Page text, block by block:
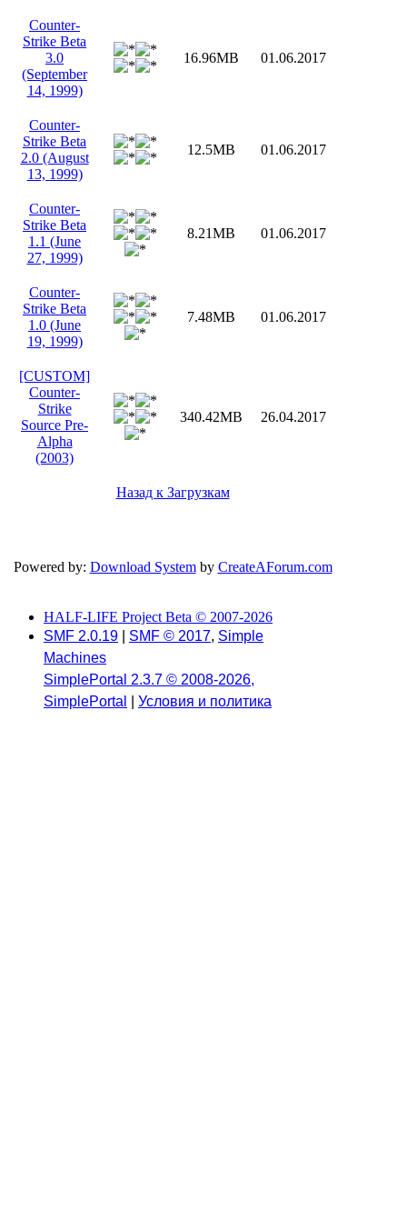
Counter-
Strike Beta
3.0
(September
14, 1999)
16.96MB 01.06.2017
Counter-
Strike Beta
2.0 (August
13, 1999)
12.5MB 01.06.2017
Counter-
Strike Beta
1.1 (June
27, 1999)
8.21MB 01.06.2017
Counter-
Strike Beta
1.0 (June
19, 1999)
7.48MB 01.06.2017
[CUSTOM]
Counter-
Strike
Source Pre-
Alpha
(2003)
340.42MB 26.04.2017
Назад к Загрузкам
Powered by: Download Systemby CreateAForum.com
HALF-LIFE Project Beta © 2007-2026
SMF 2.0.19
SMF © 2017, Simple
Machines
SimplePortal 2.3.7 © 2008-2026,
SimplePortal
Условия и политика